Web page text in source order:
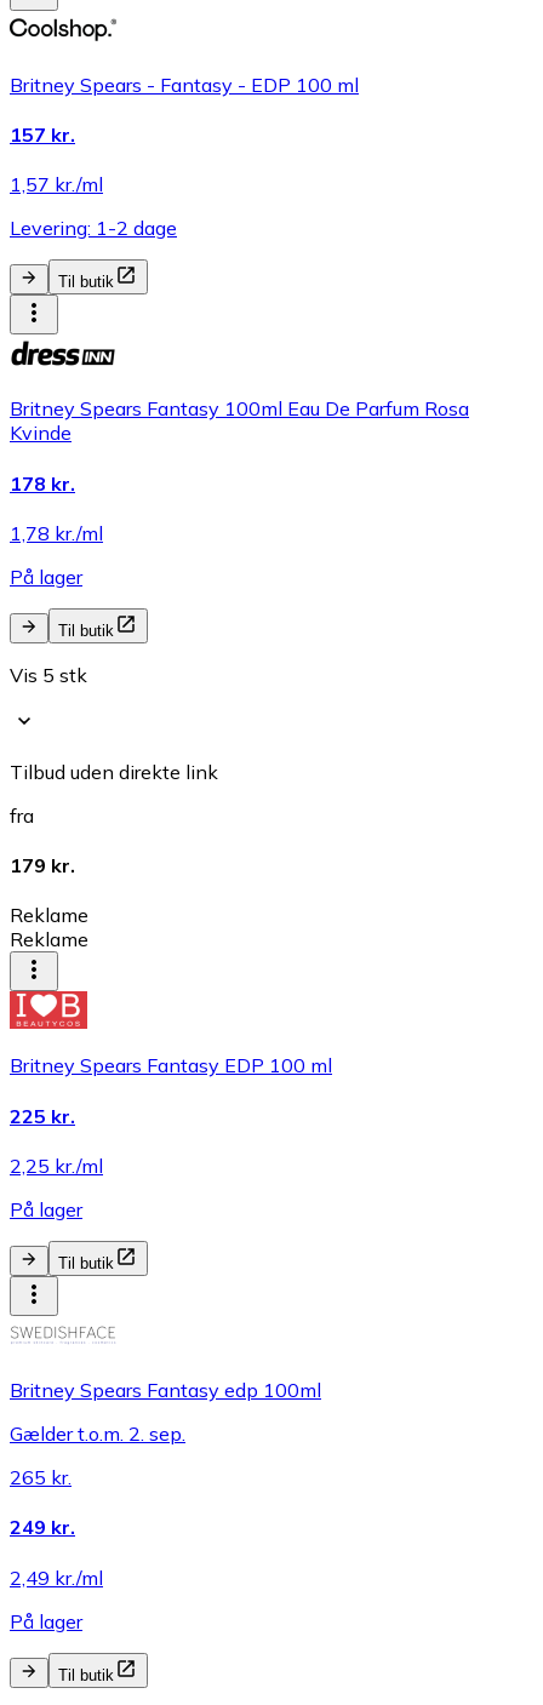
Britney Spears - Fantasy - EDP 100 ml
157 kr.
1,57 kr./ml
Levering: 1-2 dage
Til butik
Britney Spears Fantasy 100ml Eau De Parfum Rosa
Kvinde
178 kr.
1,78 kr./ml
På lager
Til butik
Vis 5 stk
Tilbud uden direkte link
fra
179 kr.
Reklame
Reklame
Britney Spears Fantasy EDP 100 ml
225 kr.
2,25 kr./ml
På lager
Til butik
Britney Spears Fantasy edp 100ml
Gælder t.o.m. 2. sep.
265 kr.
249 kr.
2,49 kr./ml
På lager
Til butik